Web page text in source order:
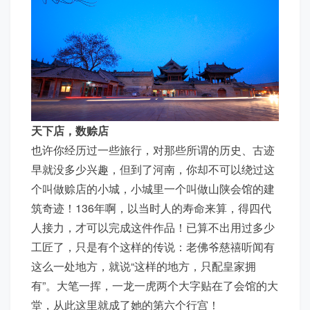
天下店，数赊店
也许你经历过一些旅行，对那些所谓的历史、古迹
早就没多少兴趣，但到了河南，你却不可以绕过这
个叫做赊店的小城，小城里一个叫做山陕会馆的建
筑奇迹！136年啊，以当时人的寿命来算，得四代
人接力，才可以完成这件作品！已算不出用过多少
工匠了，只是有个这样的传说：老佛爷慈禧听闻有
这么一处地方，就说“这样的地方，只配皇家拥
有”。大笔一挥，一龙一虎两个大字贴在了会馆的大
堂，从此这里就成了她的第六个行宫！